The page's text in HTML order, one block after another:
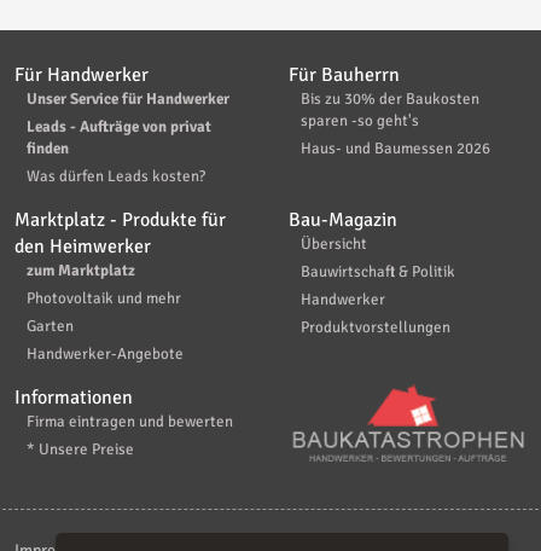
Für Handwerker
Unser Service für Handwerker
Leads - Aufträge von privat
finden
Was dürfen Leads kosten?
Für Bauherrn
Bis zu 30% der Baukosten
sparen -so geht's
Haus- und Baumessen 2026
Marktplatz - Produkte für
den Heimwerker
zum Marktplatz
Photovoltaik und mehr
Garten
Handwerker-Angebote
Bau-Magazin
Übersicht
Bauwirtschaft & Politik
Handwerker
Produktvorstellungen
Informationen
Firma eintragen und bewerten
* Unsere Preise